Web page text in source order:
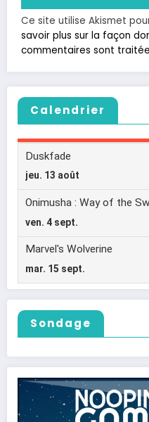
Ce site utilise Akismet
savoir plus sur la façon
commentaires sont
Calendrier
Sondage